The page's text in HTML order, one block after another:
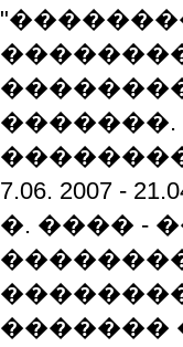
�������.
7.06. 2007 -
�. ���� -
�������